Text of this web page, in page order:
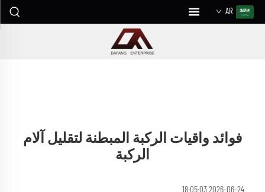
AR
فوائد واقيات الركبة المبطنة لتقليل آلام
الركبة
2026-06-24 18:05:03